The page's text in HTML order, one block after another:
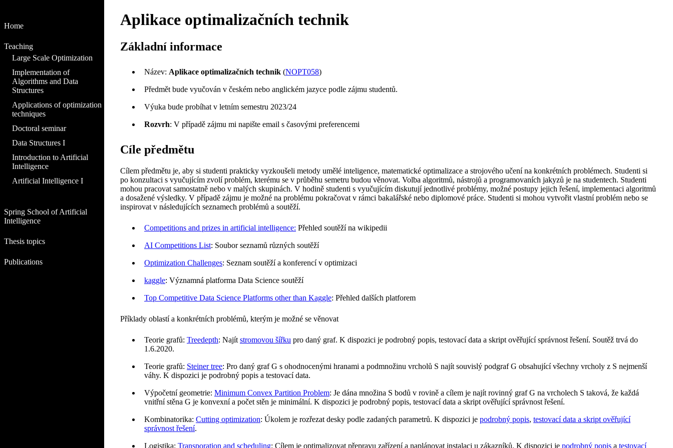
Aplikace optimalizačních technik
Základní informace
Název: Aplikace optimalizačních technik (NOPT058)
Předmět bude vyučován v českém nebo anglickém jazyce podle zájmu studentů.
Výuka bude probíhat v letním semestru 2023/24
Rozvrh: V případě zájmu mi napište email s časovými preferencemi
Cíle předmětu
Cílem předmětu je, aby si studenti prakticky vyzkoušeli metody umělé inteligence, matematické optimalizace a strojového učení na konkrétních problémech. Studenti si
po konzultaci s vyučujícím zvolí problém, kterému se v průběhu semetru budou věnovat. Volba algoritmů, nástrojů a programovaních jakyzů je na studentech. Studenti
mohou pracovat samostatně nebo v malých skupinách. V hodině studenti s vyučujícím diskutují jednotlivé problémy, možné postupy jejich řešení, implementaci algoritmů
a dosažené výsledky. V případě zájmu je možné na problému pokračovat v rámci bakalářské nebo diplomové práce. Studenti si mohou vytvořit vlastní problém nebo se
inspirovat v následujících seznamech problémů a soutěží.
Competitions and prizes in artificial intelligence: Přehled soutěží na wikipedii
AI Competitions List: Soubor seznamů různých soutěží
Optimization Challenges: Seznam soutěží a konferencí v optimizaci
kaggle: Významná platforma Data Science soutěží
Top Competitive Data Science Platforms other than Kaggle: Přehled dalších platforem
Příklady oblastí a konkrétních problémů, kterým je možné se věnovat
Teorie grafů: Treedepth: Najít stromovou šířku pro daný graf. K dispozici je podrobný popis, testovací data a skript ověřující správnost řešení. Soutěž trvá do
1.6.2020.
Teorie grafů: Steiner tree: Pro daný graf G s ohodnocenými hranami a podmnožinu vrcholů S najít souvislý podgraf G obsahující všechny vrcholy z S nejmenší
váhy. K dispozici je podrobný popis a testovací data.
Výpočetní geometrie: Minimum Convex Partition Problem: Je dána množina S bodů v rovině a cílem je najít rovinný graf G na vrcholech S taková, že každá
vnitřní stěna G je konvexní a počet stěn je minimální. K dispozici je podrobný popis, testovací data a skript ověřující správnost řešení.
Kombinatorika: Cutting optimization: Úkolem je rozřezat desky podle zadaných parametrů. K dispozici je podrobný popis, testovací data a skript ověřující
správnost řešení.
Logistika: Transporation and scheduling: Cílem je optimalizovat přepravu zařízení a naplánovat instalaci u zákazníků. K dispozici je podrobný popis a testovací
Home
Teaching
Large Scale Optimization
Implementation of
Algorithms and Data
Structures
Applications of optimization
techniques
Doctoral seminar
Data Structures I
Introduction to Artificial
Intelligence
Artificial Intelligence I
Spring School of Artificial
Intelligence
Thesis topics
Publications